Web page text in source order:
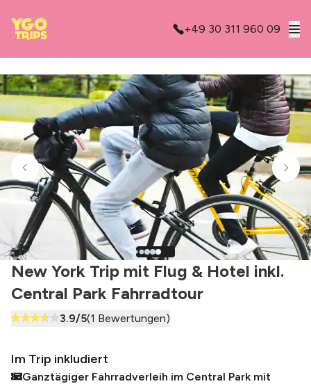
+49 30 311 960 09
New York Trip mit Flug & Hotel inkl.
Central Park Fahrradtour
3.9/5(1 Bewertungen)
Im Trip inkludiert
Ganztägiger Fahrradverleih im Central Park mit